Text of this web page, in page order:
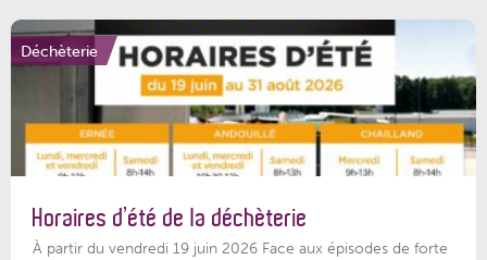
Déchèterie
Horaires d’été de la déchèterie
À partir du vendredi 19 juin 2026 Face aux épisodes de forte